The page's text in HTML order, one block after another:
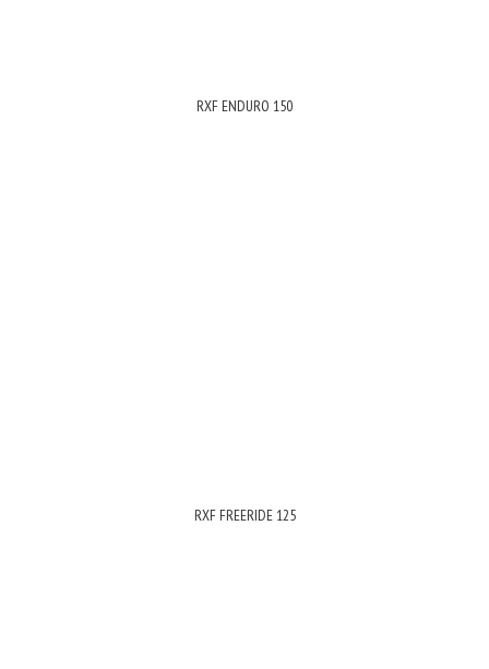
RXF ENDURO 150
RXF FREERIDE 125